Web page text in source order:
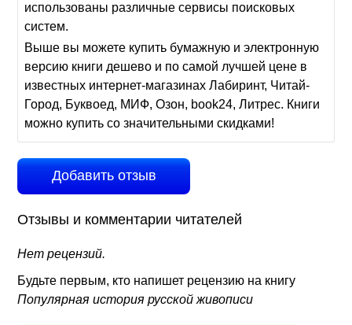
использованы различные сервисы поисковых
систем.
Выше вы можете купить бумажную и электронную
версию книги дешево и по самой лучшей цене в
известных интернет-магазинах Лабиринт, Читай-
Город, Буквоед, МИФ, Озон, book24, Литрес. Книги
можно купить со значительными скидками!
Добавить отзыв
Отзывы и комментарии читателей
Нет рецензий.
Будьте первым, кто напишет рецензию на книгу
Популярная история русской живописи